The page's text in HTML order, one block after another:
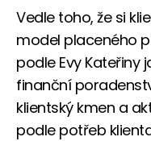
Vedle toho, že si
model placeného
podle Evy Kateřiny
finanční
klientský kmen a
podle potřeb